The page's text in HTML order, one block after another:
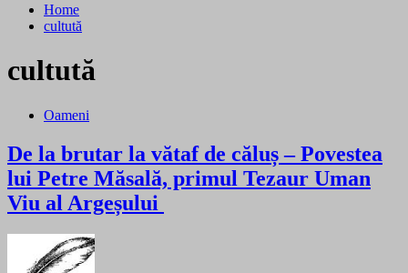
Home
cultută
cultută
Oameni
De la brutar la vătaf de căluș – Povestea
lui Petre Măsală, primul Tezaur Uman
Viu al Argeșului